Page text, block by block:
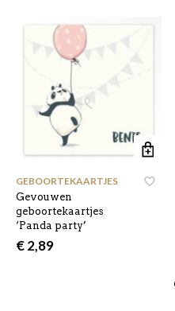
GEBOORTEKAARTJES
Gevouwen
geboortekaartjes
‘Panda party’
€2,89